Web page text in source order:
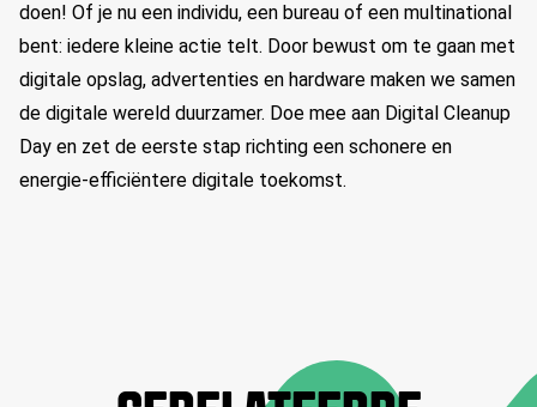
doen! Of je nu een individu, een bureau of een multinational
bent: iedere kleine actie telt. Door bewust om te gaan met
digitale opslag, advertenties en hardware maken we samen
de digitale wereld duurzamer. Doe mee aan Digital Cleanup
Day en zet de eerste stap richting een schonere en
energie-efficiëntere digitale toekomst.